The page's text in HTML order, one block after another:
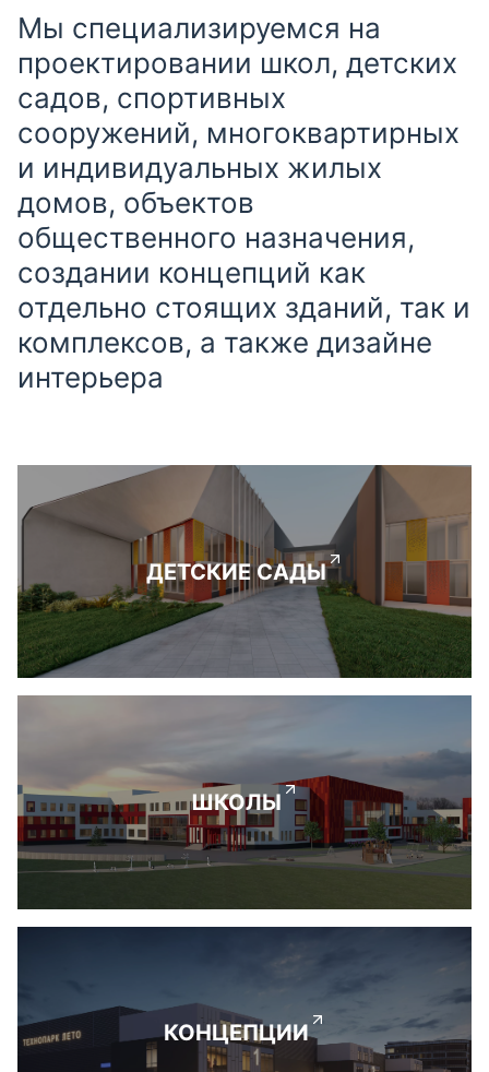
Мы специализируемся на
проектировании школ, детских
садов, спортивных
сооружений, многоквартирных
и индивидуальных жилых
домов, объектов
общественного назначения,
создании концепций как
отдельно стоящих зданий, так и
комплексов, а также дизайне
интерьера
ДЕТСКИЕ САДЫ
ШКОЛЫ
КОНЦЕПЦИИ